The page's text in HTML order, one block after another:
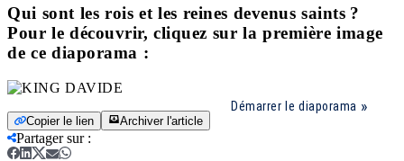
Qui sont les rois et les reines devenus saints ?
Pour le découvrir, cliquez sur la première image
de ce diaporama :
Démarrer le diaporama
Copier le lien Archiver l'article
Partager sur: